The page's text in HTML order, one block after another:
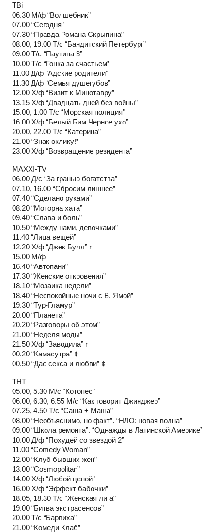
ТВi
06.30 М/ф “Волшебник”
07.00 “Сегодня”
07.30 “Правда Романа Скрыпина”
08.00, 19.00 Т/с “Бандитский Петербург”
09.00 Т/с “Паутина 3”
10.00 Т/с “Гонка за счастьем”
11.00 Д/ф “Адские родители”
11.30 Д/ф “Семья душегубов”
12.00 Х/ф “Визит к Минотавру”
13.15 Х/ф “Двадцать дней без войны”
15.00, 1.00 Т/с “Морская полиция”
16.00 Х/ф “Белый Бим Черное ухо”
20.00, 22.00 Т/с “Катерина”
21.00 “Знак оклику!”
23.00 Х/ф “Возвращение резидента”
MAXXI-TV
06.00 Д/с “За гранью богатства”
07.10, 16.00 “Сбросим лишнее”
07.40 “Сделано руками”
08.20 “Моторна хата”
09.40 “Слава и боль”
10.50 “Между нами, девочками”
11.40 “Лица вещей”
12.20 Х/ф “Джек Булл” r
15.00 М/ф
16.40 “Автопани”
17.30 “Женские откровения”
18.10 “Мозаика недели”
18.40 “Неспокойные ночи с В. Ямой”
19.30 “Тур-Гламур”
20.00 “Планета”
20.20 “Разговоры об этом”
21.00 “Неделя моды”
21.50 Х/ф “Заводила” r
00.20 “Камасутра” ¢
00.50 “Дао секса и любви” ¢
ТНТ
05.00, 5.30 М/с “Котопес”
06.00, 6.30, 6.55 М/с “Как говорит Джинджер”
07.25, 4.50 Т/с “Саша + Маша”
08.00 “Необъяснимо, но факт”. “НЛО: новая волна”
09.00 “Школа ремонта”. “Однажды в Латинской Америке”
10.00 Д/ф “Похудей со звездой 2”
11.00 “Comedy Woman”
12.00 “Клуб бывших жен”
13.00 “Cosmopolitan”
14.00 Х/ф “Любой ценой”
16.00 Х/ф “Эффект бабочки”
18.05, 18.30 Т/с “Женская лига”
19.00 “Битва экстрасенсов”
20.00 Т/с “Барвиха”
21.00 “Комеди Клаб”